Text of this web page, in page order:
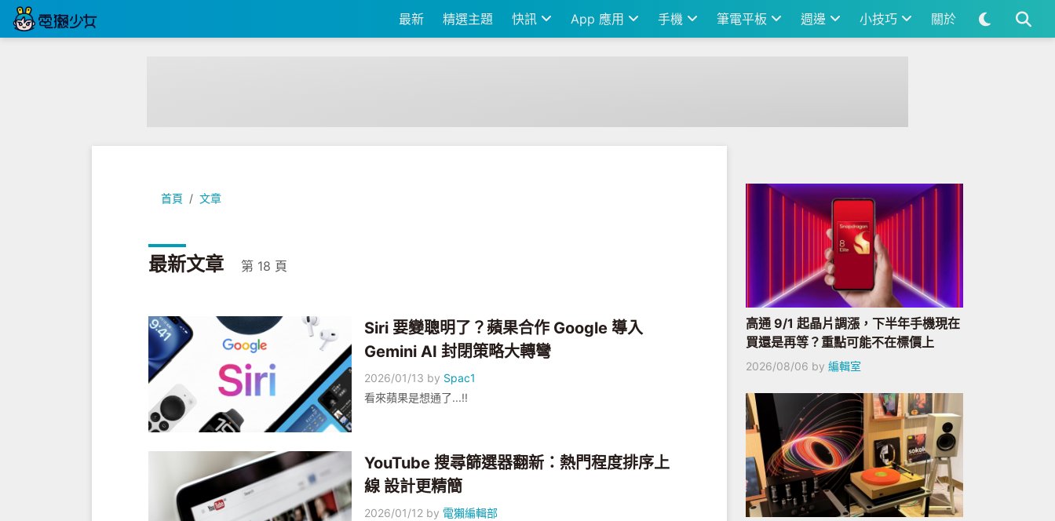
最新 精選主題 快訊 App 應用 手機 筆電平板 週邊 小技巧 關於
首頁 文章
最新文章 第 18 頁
Siri 要變聰明了？蘋果合作 Google 導入
Gemini AI 封閉策略大轉彎
2026/01/13 by Spac1
看來蘋果是想通了...!!
YouTube 搜尋篩選器翻新：熱門程度排序上
線 設計更精簡
2026/01/12 by 電獺編輯部
高通 9/1 起晶片調漲，下半年手機現在
買還是再等？重點可能不在標價上
2026/08/06 by 編輯室